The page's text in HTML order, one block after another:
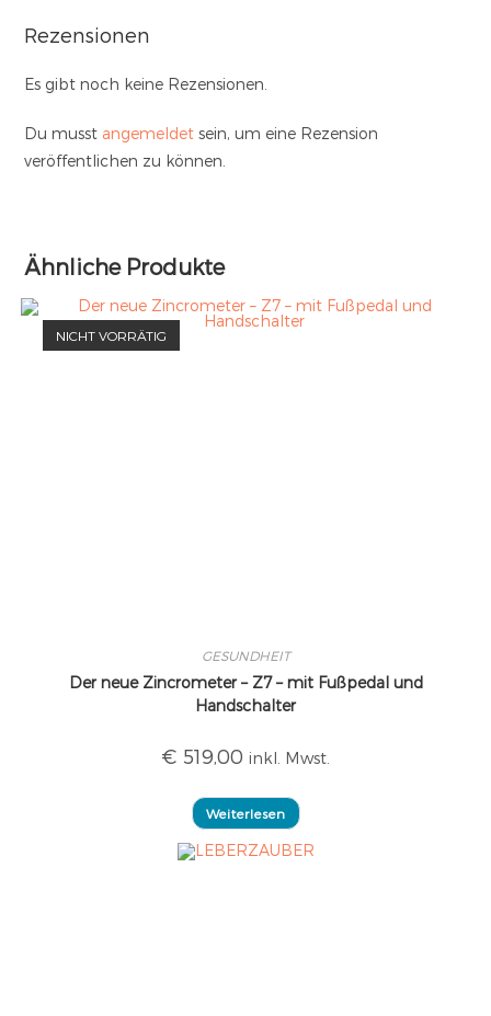
Rezensionen
Es gibt noch keine Rezensionen.
Du musst angemeldet sein, um eine Rezension
veröffentlichen zu können.
Ähnliche Produkte
NICHT VORRÄTIG
GESUNDHEIT
Der neue Zincrometer – Z7 – mit Fußpedal und
Handschalter
€ 519,00 inkl. Mwst.
Weiterlesen